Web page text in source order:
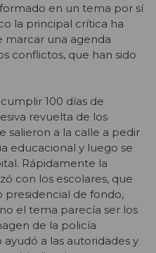
en un tema por sí
la principal crítica ha
marcar una agenda
conflictos, que han sido
100 días de
revuelta de los
salieron a la calle a pedir
educacional y luego se
Rápidamente la
con los escolares, que
de fondo,
el tema parecía ser los
de la policía
a las autoridades y